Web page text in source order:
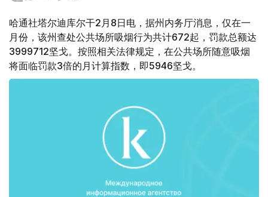
哈通社塔尔迪库尔干2月8日电，据州内务厅消息，仅在一
月份，该州查处公共场所吸烟行为共计672起，罚款总额达
3999712坚戈。按照相关法律规定，在公共场所随意吸烟
将面临罚款3倍的月计算指数，即5946坚戈。